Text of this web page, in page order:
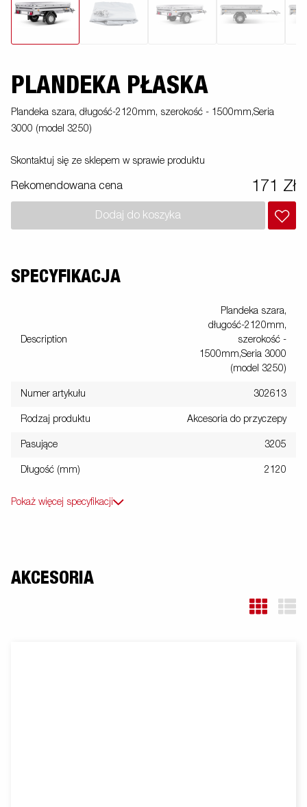
PLANDEKA PŁASKA
Plandeka szara, długość-2120mm, szerokość - 1500mm,Seria
3000 (model 3250)
Skontaktuj się ze sklepem w sprawie produktu
Rekomendowana cena 171 Zł
Dodaj do koszyka
SPECYFIKACJA
Description
Plandeka szara,
długość-2120mm,
szerokość -
1500mm,Seria 3000
(model 3250)
Numer artykułu 302613
Rodzaj produktu Akcesoria do przyczepy
Pasujące 3205
Długość (mm) 2120
Pokaż więcej specyfikacji
AKCESORIA